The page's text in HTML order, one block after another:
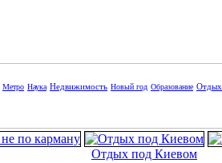
Метро Наука Недвижимость Новый год Образование Отдых
Отдых под Киевом